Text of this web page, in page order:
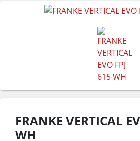
FRANKE VERTICAL
WH